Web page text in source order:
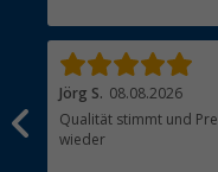
Jörg S. 08.08.2026
Qualität stimmt und
wieder